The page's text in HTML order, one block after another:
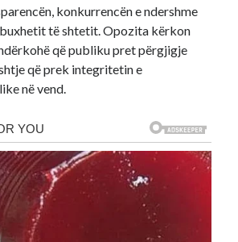
konkurrencën e ndershme
të shtetit. Opozita kërkon
që publiku pret përgjigje
që prek integritetin e
në vend.